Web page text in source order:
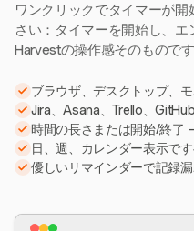
ワンクリックでタイマーが
さい：タイマーを開始し、エ
Harvestの操作感そのものです
ブラウザ、デスクトップ、
Jira、Asana、Trello、
時間の長さまたは開始/終了
日、週、カレンダー表示で
優しいリマインダーで記録